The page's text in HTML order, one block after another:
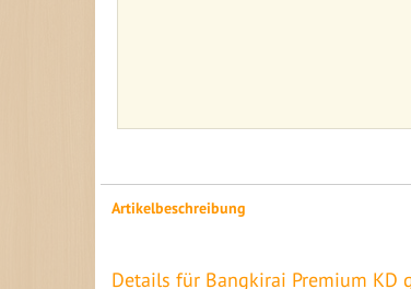
Artikelbeschreibung
Details für Bangkirai Premium